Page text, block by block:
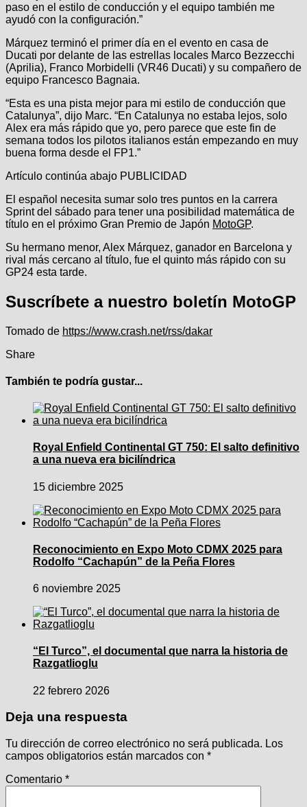
paso en el estilo de conducción y el equipo también me
ayudó con la configuración.”
Márquez terminó el primer día en el evento en casa de
Ducati por delante de las estrellas locales Marco Bezzecchi
(Aprilia), Franco Morbidelli (VR46 Ducati) y su compañero de
equipo Francesco Bagnaia.
“Esta es una pista mejor para mi estilo de conducción que
Catalunya”, dijo Marc. “En Catalunya no estaba lejos, solo
Alex era más rápido que yo, pero parece que este fin de
semana todos los pilotos italianos están empezando en muy
buena forma desde el FP1.”
Artículo continúa abajo PUBLICIDAD
El español necesita sumar solo tres puntos en la carrera
Sprint del sábado para tener una posibilidad matemática de
título en el próximo Gran Premio de Japón MotoGP.
Su hermano menor, Alex Márquez, ganador en Barcelona y
rival más cercano al título, fue el quinto más rápido con su
GP24 esta tarde.
Suscríbete a nuestro boletín MotoGP
Tomado de https://www.crash.net/rss/dakar
Share
También te podría gustar...
Royal Enfield Continental GT 750: El salto definitivo
a una nueva era bicilíndrica
15 diciembre 2025
Reconocimiento en Expo Moto CDMX 2025 para
Rodolfo “Cachapún” de la Peña Flores
6 noviembre 2025
“El Turco”, el documental que narra la historia de
Razgatlioglu
22 febrero 2026
Deja una respuesta
Tu dirección de correo electrónico no será publicada. Los
campos obligatorios están marcados con *
Comentario *